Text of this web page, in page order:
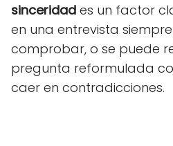
sinceridad es un factor
en una entrevista
comprobar, o se puede
pregunta reformulada
caer en contradicciones.